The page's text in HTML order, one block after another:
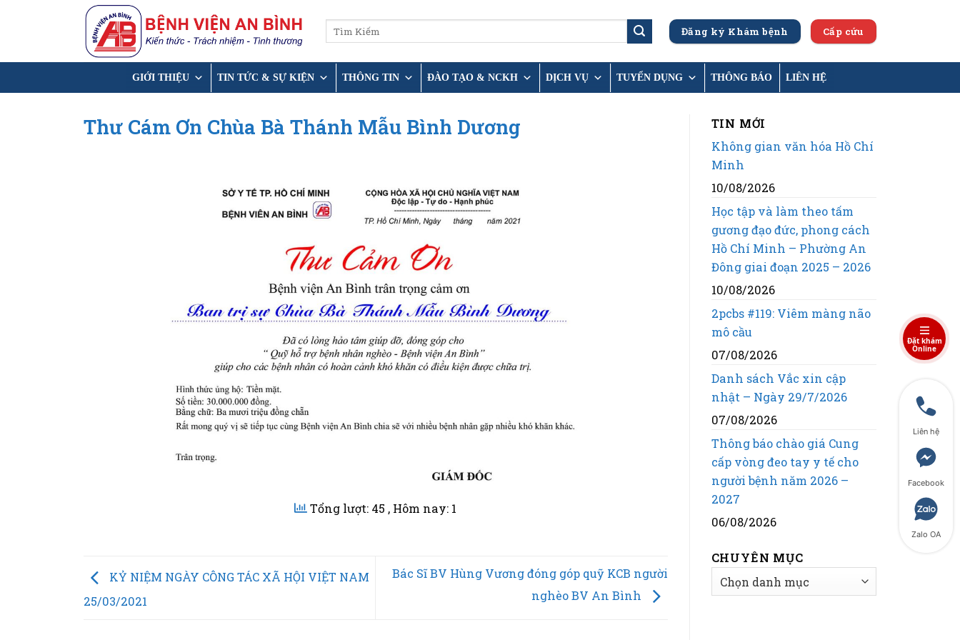
dung
Đăng ký Khám bệnh Cấp cứu
GIỚI THIỆU TIN TỨC & SỰ KIỆN THÔNG TIN ĐÀO TẠO & NCKH DỊCH VỤ TUYỂN DỤNG THÔNG BÁO LIÊN HỆ
Thư Cám Ơn Chùa Bà Thánh Mẫu Bình Dương
Tổng lượt: 45 , Hôm nay: 1
KỶ NIỆM NGÀY CÔNG TÁC XÃ HỘI VIỆT NAM
25/03/2021
Bác Sĩ BV Hùng Vương đóng góp quỹ KCB người
nghèo BV An Bình
TIN MỚI
Không gian văn hóa Hồ Chí
Minh
10/08/2026
Học tập và làm theo tấm
gương đạo đức, phong cách
Hồ Chí Minh – Phường An
Đông giai đoạn 2025 – 2026
10/08/2026
2pcbs #119: Viêm màng não
mô cầu
07/08/2026
Danh sách Vắc xin cập
nhật – Ngày 29/7/2026
07/08/2026
Thông báo chào giá Cung
cấp vòng đeo tay y tế cho
người bệnh năm 2026 –
2027
06/08/2026
CHUYÊN MỤC
CHUYÊN
Liên hệ
Facebook
Zalo OA
Đặt khám
Online